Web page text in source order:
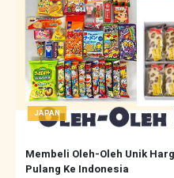
JAPAN
Membeli Oleh-Oleh Unik
Pulang Ke Indonesia